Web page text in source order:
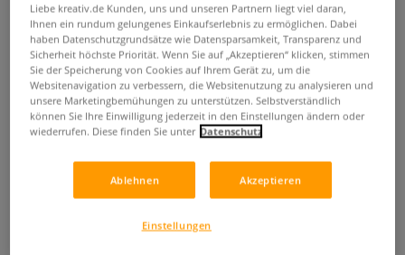
NEW WAVE® Easy View®
Acrylpalette
Die ergonomische, graue Acrylpalette ist dank des
Linkshänder geeignet. Sie eignet sich für Acrylfarben, die
Liebe kreativ.de Kunden, uns und unseren Partnern liegt viel daran,
Ihnen ein rundum gelungenes Einkaufserlebnis zu ermöglichen. Dabei
haben Datenschutzgrundsätze wie Datensparsamkeit, Transparenz und
Sicherheit höchste Priorität. Wenn Sie auf „Akzeptieren“ klicken, stimmen
Sie der Speicherung von Cookies auf Ihrem Gerät zu, um die
Websitenavigation zu verbessern, die Websitenutzung zu analysieren und
unsere Marketingbemühungen zu unterstützen. Selbstverständlich
können Sie Ihre Einwilligung jederzeit in den Einstellungen ändern oder
wiederrufen. Diese finden Sie unter Datenschutz
Ablehnen Akzeptieren
Einstellungen